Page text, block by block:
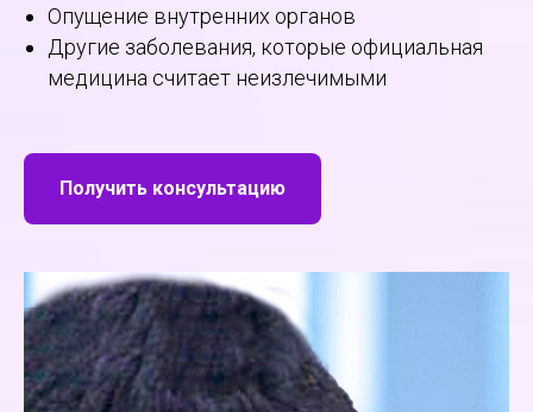
Опущение внутренних органов
Другие заболевания, которые официальная
медицина считает неизлечимыми
Получить консультацию